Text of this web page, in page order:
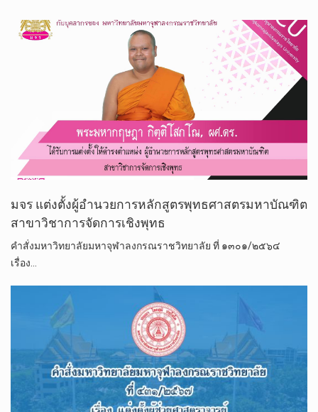
มจร แต่งตั้งผู้อำนวยการหลักสูตรพุทธศาสตรมหาบัณฑิต
สาขาวิชาการจัดการเชิงพุทธ
คำสั่งมหาวิทยาลัยมหาจุฬาลงกรณราชวิทยาลัย ที่ ๑๓๐๑/๒๕๖๔
เรื่อง…